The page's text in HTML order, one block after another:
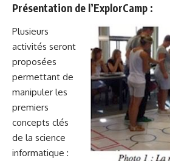
Présentation de l’ExplorCamp :
Plusieurs
activités seront
proposées
permettant de
manipuler les
premiers
concepts clés
de la science
informatique :